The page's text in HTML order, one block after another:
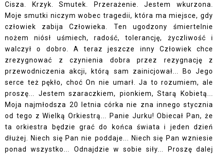
Cisza. Krzyk. Smutek. Przerażenie. Jestem wkurzona.
Moje smutki niczym wobec tragedii, która ma miejsce, gdy
człowiek zabija Człowieka. Ten ugodzony śmiertelnie
nożem niósł uśmiech, radość, tolerancję, życzliwość i
walczył o dobro. A teraz jeszcze inny Człowiek chce
zrezygnować z czynienia dobra przez rezygnację z
przewodniczenia akcji, którą sam zainicjował... Bo Jego
serce też pękło, choć On nie umarł. Ja to rozumiem, ale
proszę... Jestem szaraczkiem, pionkiem, Starą Kobietą...
Moja najmłodsza 20 letnia córka nie zna innego stycznia
od tego z Wielką Orkiestrą... Panie Jurku! Obiecał Pan, że
ta orkiestra będzie grać do końca świata i jeden dzień
dłużej. Niech się Pan nie poddaje... Niech się Pan wzniesie
ponad wszystko... Odnajdzie w sobie siły... Proszę dalej